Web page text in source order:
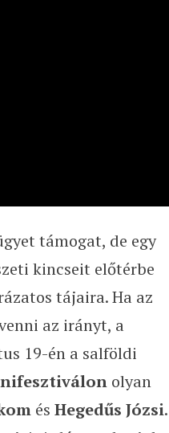
támogat, de egy
kincseit előtérbe
tájaira. Ha az
az irányt, a
19-én a salföldi
olyan
és Hegedűs Józsi.